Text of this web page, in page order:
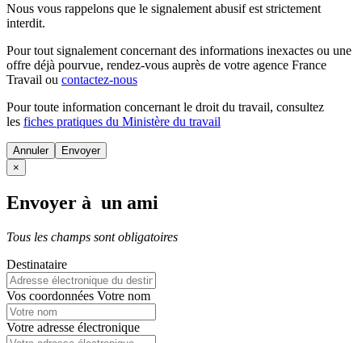
Nous vous rappelons que le signalement abusif est strictement
interdit.
Pour tout signalement concernant des informations inexactes ou une
offre déjà pourvue, rendez-vous auprès de votre agence France
Travail ou contactez-nous
Pour toute information concernant le droit du travail, consultez
les fiches pratiques du Ministère du travail
Annuler
×
Envoyer à un ami
Tous les champs sont obligatoires
Destinataire
Vos coordonnées Votre nom
Votre adresse électronique